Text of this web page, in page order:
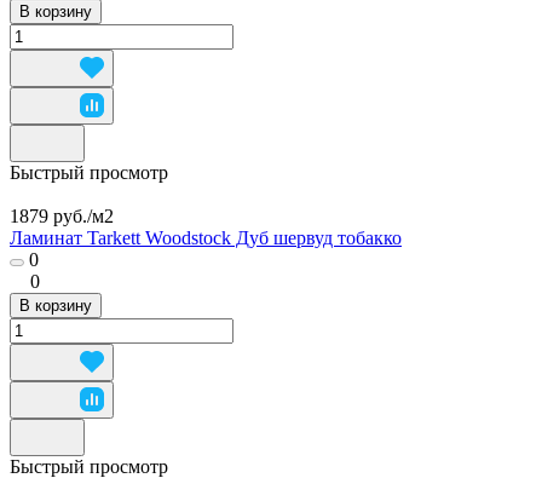
В корзину
Быстрый просмотр
1879 руб./м2
Ламинат Tarkett Woodstock Дуб шервуд тобакко
0
0
В корзину
Быстрый просмотр